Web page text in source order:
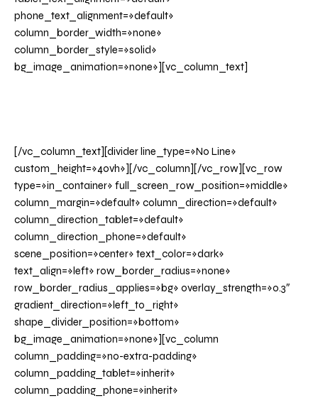
phone_text_alignment=»default»
column_border_width=»none»
column_border_style=»solid»
bg_image_animation=»none»][vc_column_text]
[/vc_column_text][divider line_type=»No Line»
custom_height=»40vh»][/vc_column][/vc_row][vc_row
type=»in_container» full_screen_row_position=»middle»
column_margin=»default» column_direction=»default»
column_direction_tablet=»default»
column_direction_phone=»default»
scene_position=»center» text_color=»dark»
text_align=»left» row_border_radius=»none»
row_border_radius_applies=»bg» overlay_strength=»0.3″
gradient_direction=»left_to_right»
shape_divider_position=»bottom»
bg_image_animation=»none»][vc_column
column_padding=»no-extra-padding»
column_padding_tablet=»inherit»
column_padding_phone=»inherit»